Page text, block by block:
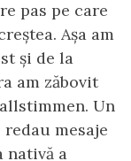
pas pe care
Așa am
și de la
am zăbovit
Un
mesaje
nativă a